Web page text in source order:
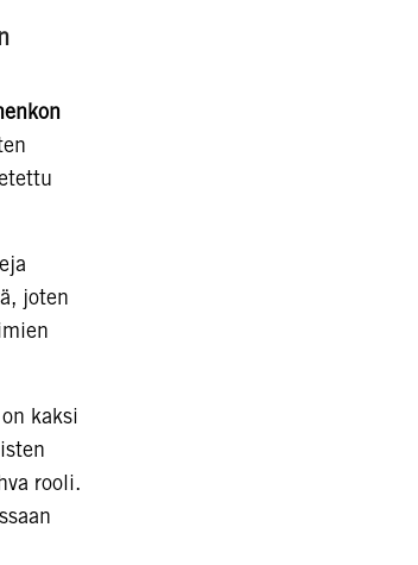
joten
kaksi
rooli.